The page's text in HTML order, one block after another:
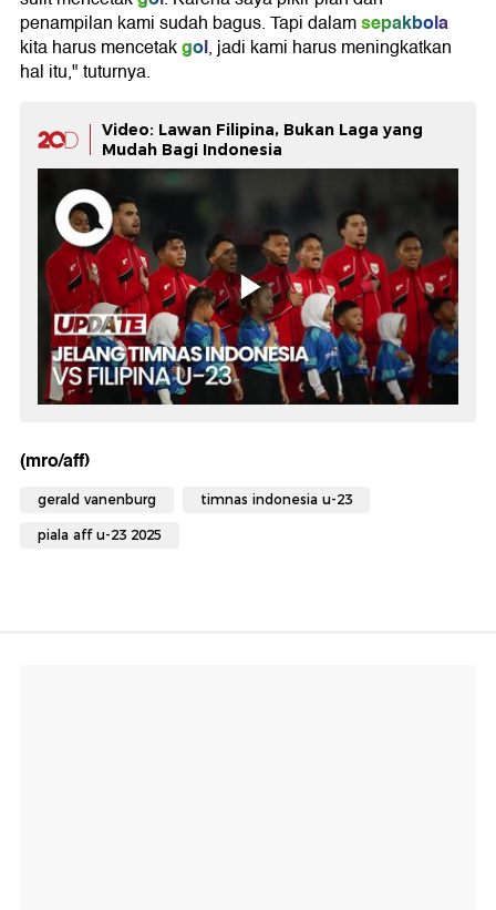
penampilan kami sudah bagus. Tapi dalamsepakbola
kita harus mencetakgol, jadi kami harus meningkatkan
hal itu," tuturnya.
Video: Lawan Filipina, Bukan Laga yang
Mudah Bagi Indonesia
(mro/aff)
gerald vanenburg timnas indonesia u-23
piala aff u-23 2025